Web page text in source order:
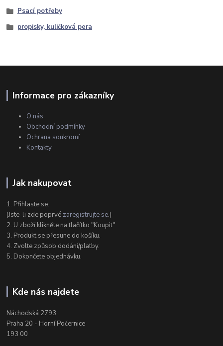
Psací potřeby
propisky, kuličková pera
Informace pro zákazníky
O nás
Obchodní podmínky
Ochrana soukromí
Kontakty
Jak nakupovat
1. Přihlaste se.
(Jste-li zde poprvé zaregistrujte se.)
2. U zboží klikněte na tlačítko "Koupit"
3. Produkt se přesune do košíku.
4. Zvolte způsob dodání/platby.
5. Dokončete objednávku.
Kde nás najdete
Náchodská 2793
Praha 20 - Horní Počernice
193 00